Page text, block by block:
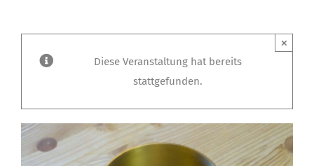
Diese Veranstaltung hat bereits
stattgefunden.
×